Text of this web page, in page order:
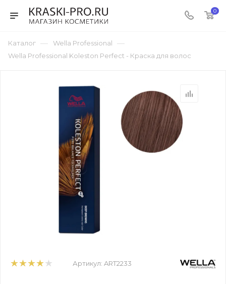
0
Каталог — Wella Professional —
Wella Professional Koleston Perfect - Краска для волос
Артикул: ART2233